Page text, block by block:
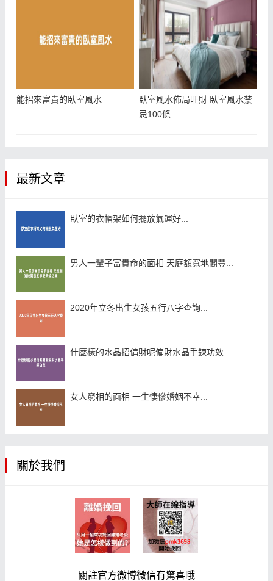
能招來富貴的臥室風水
臥室風水佈局旺財 臥室風水禁
忌100條
最新文章
臥室的衣帽架如何擺放氣運好...
男人一輩子富貴命的面相 天庭額寬地閣豐...
2020年立冬出生女孩五行八字查詢...
什麼樣的水晶招偏財呢偏財水晶手鍊功效...
女人窮相的面相 一生悽慘婚姻不幸...
關於我們
關註官方微博微信有驚喜哦